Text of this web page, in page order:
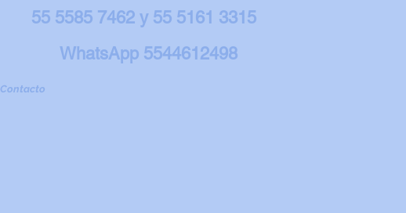
55 5585 7462 y 55 5161 3315
WhatsApp 5544612498
Contacto